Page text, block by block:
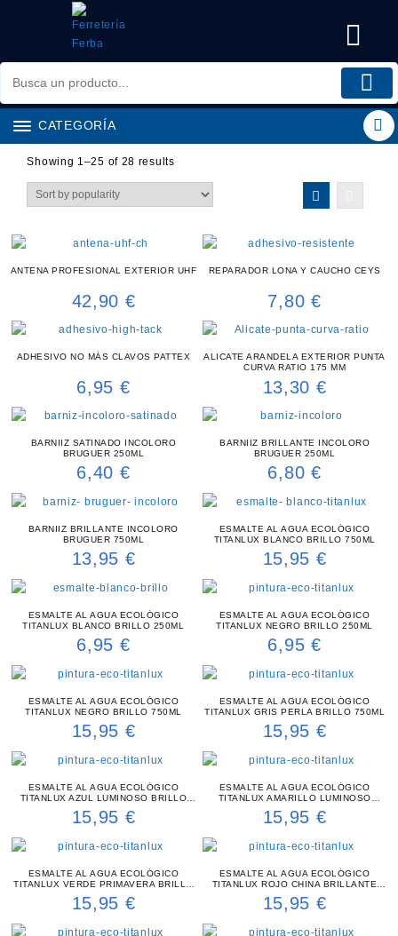
CATEGORÍA
Showing 1–25 of 28 results
ANTENA PROFESIONAL EXTERIOR UHF
42,90 €
REPARADOR LONA Y CAUCHO CEYS
7,80 €
ADHESIVO NO MÁS CLAVOS PATTEX
6,95 €
ALICATE ARANDELA EXTERIOR PUNTA
CURVA RATIO 175 MM
13,30 €
BARNIIZ SATINADO INCOLORO
BRUGUER 250ML
6,40 €
BARNIIZ BRILLANTE INCOLORO
BRUGUER 250ML
6,80 €
BARNIIZ BRILLANTE INCOLORO
BRUGUER 750ML
13,95 €
ESMALTE AL AGUA ECOLÓGICO
TITANLUX BLANCO BRILLO 750ML
15,95 €
ESMALTE AL AGUA ECOLÓGICO
TITANLUX BLANCO BRILLO 250ML
6,95 €
ESMALTE AL AGUA ECOLÓGICO
TITANLUX NEGRO BRILLO 250ML
6,95 €
ESMALTE AL AGUA ECOLÓGICO
TITANLUX NEGRO BRILLO 750ML
15,95 €
ESMALTE AL AGUA ECOLÓGICO
TITANLUX GRIS PERLA BRILLO 750ML
15,95 €
ESMALTE AL AGUA ECOLÓGICO
TITANLUX AZUL LUMINOSO BRILLO
15,95 €
ESMALTE AL AGUA ECOLÓGICO
TITANLUX AMARILLO LUMINOSO
15,95 €
ESMALTE AL AGUA ECOLÓGICO
TITANLUX VERDE PRIMAVERA BRILLO
15,95 €
ESMALTE AL AGUA ECOLÓGICO
TITANLUX ROJO CHINA BRILLANTE
15,95 €